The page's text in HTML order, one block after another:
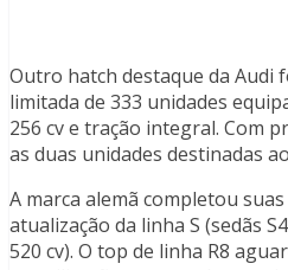
Outro hatch destaque da Audi
limitada de 333 unidades
256 cv e tração integral. Com
as duas unidades destinadas
A marca alemã completou
atualização da linha S (sedãs
520 cv). O top de linha R8